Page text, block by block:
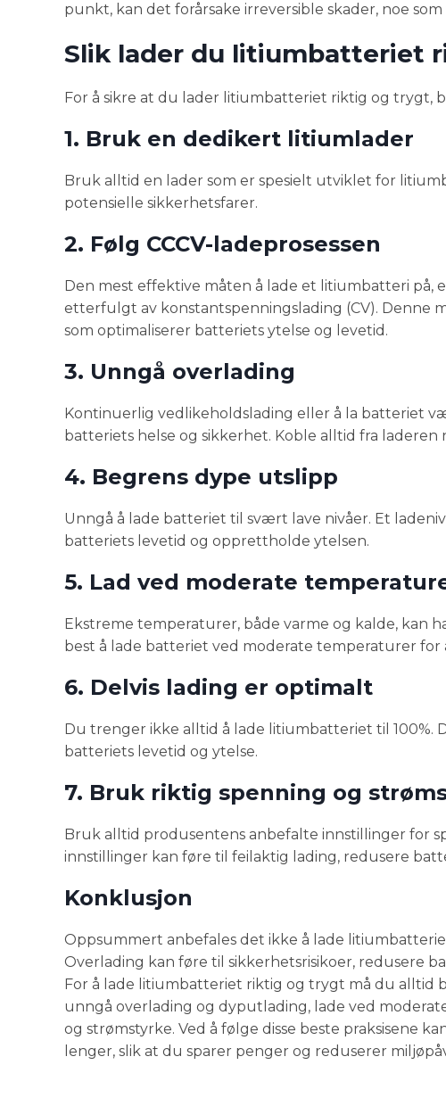
punkt, kan det forårsake irreversible skader, noe
Slik lader du litiumbatteriet
For å sikre at du lader litiumbatteriet riktig og trygt,
1. Bruk en dedikert litiumlader
Bruk alltid en lader som er spesielt utviklet for
potensielle sikkerhetsfarer.
2. Følg CCCV-ladeprosessen
Den mest effektive måten å lade et litiumbatteri på,
etterfulgt av konstantspenningslading (CV). Denne
som optimaliserer batteriets ytelse og levetid.
3. Unngå overlading
Kontinuerlig vedlikeholdslading eller å la batteriet
batteriets helse og sikkerhet. Koble alltid fra
4. Begrens dype utslipp
Unngå å lade batteriet til svært lave nivåer. Et
batteriets levetid og opprettholde ytelsen.
5. Lad ved moderate
Ekstreme temperaturer, både varme og kalde, kan
best å lade batteriet ved moderate temperaturer
6. Delvis lading er optimalt
Du trenger ikke alltid å lade litiumbatteriet til 100%.
batteriets levetid og ytelse.
7. Bruk riktig spenning og
Bruk alltid produsentens anbefalte innstillinger for
innstillinger kan føre til feilaktig lading, redusere
Konklusjon
Oppsummert anbefales det ikke å lade
Overlading kan føre til sikkerhetsrisikoer, redusere
For å lade litiumbatteriet riktig og trygt må du alltid
unngå overlading og dyputlading, lade ved
og strømstyrke. Ved å følge disse beste praksisene
lenger, slik at du sparer penger og reduserer